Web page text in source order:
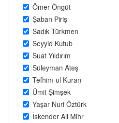
Ömer Öngüt
Şaban Piriş
Sadık Türkmen
Seyyid Kutub
Suat Yıldırım
Süleyman Ateş
Tefhim-ul Kuran
Ümit Şimşek
Yaşar Nuri Öztürk
İskender Ali Mihr